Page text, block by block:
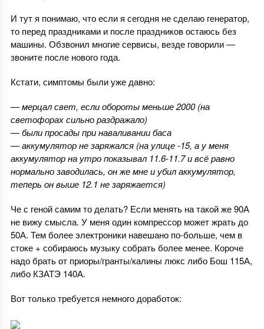
И тут я понимаю, что если я сегодня не сделаю генератор,
то перед праздниками и после праздников остаюсь без
машины. Обзвонил многие сервисы, везде говорили —
звоните после нового года.
Кстати, симптомы были уже давно:
— мерцал свет, если обороты меньше 2000 (на
светофорах сильно раздражало)
— были просады при наваливании баса
— аккумулятор не заряжался (на улице -15, а у меня
аккумулятор на утро показывал 11.6-11.7 и всё равно
нормально заводилась, он же мне и убил аккумулятор,
теперь он выше 12.1 не заряжается)
Че с геной самим то делать? Если менять на такой же 90А
не вижу смысла. У меня один компрессор может жрать до
50А. Тем более электроники навешано по-больше, чем в
стоке + собираюсь музыку собрать более менее. Короче
надо брать от приоры/гранты/калины люкс либо Бош 115А,
либо КЗАТЭ 140А.
Вот только требуется немного доработок: